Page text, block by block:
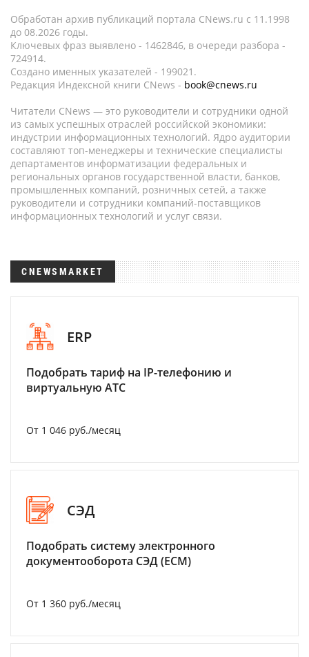
Обработан архив публикаций портала CNews.ru c 11.1998
до 08.2026 годы.
Ключевых фраз выявлено - 1462846, в очереди разбора -
724914.
Создано именных указателей - 199021.
Редакция Индексной книги CNews - book@cnews.ru
Читатели CNews — это руководители и сотрудники одной
из самых успешных отраслей российской экономики:
индустрии информационных технологий. Ядро аудитории
составляют топ-менеджеры и технические специалисты
департаментов информатизации федеральных и
региональных органов государственной власти, банков,
промышленных компаний, розничных сетей, а также
руководители и сотрудники компаний-поставщиков
информационных технологий и услуг связи.
CNEWSMARKET
ERP
Подобрать тариф на IP-телефонию и
виртуальную АТС
От 1 046 руб./месяц
СЭД
Подобрать систему электронного
документооборота СЭД (ECM)
От 1 360 руб./месяц